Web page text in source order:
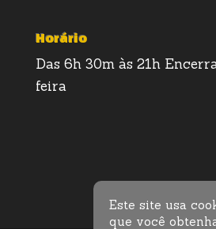
Horário
Das 6h 30m às 21h
feira
Este site usa
que você